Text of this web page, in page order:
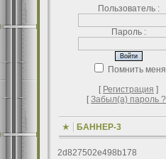
Пользователь :
Пароль :
Помнить меня
[ Регистрация ]
[Забыл(а) пароль ?
БАННЕР-3
2d827502e498b178